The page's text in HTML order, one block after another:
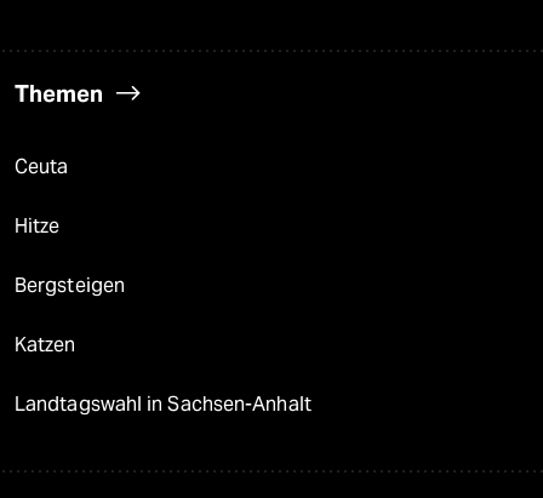
Themen
Ceuta
Hitze
Bergsteigen
Katzen
Landtagswahl in Sachsen-Anhalt